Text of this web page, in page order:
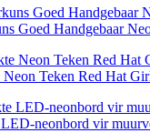
Goed Handgebaar
Neon Teken Red Hat
LED-neonbord vir